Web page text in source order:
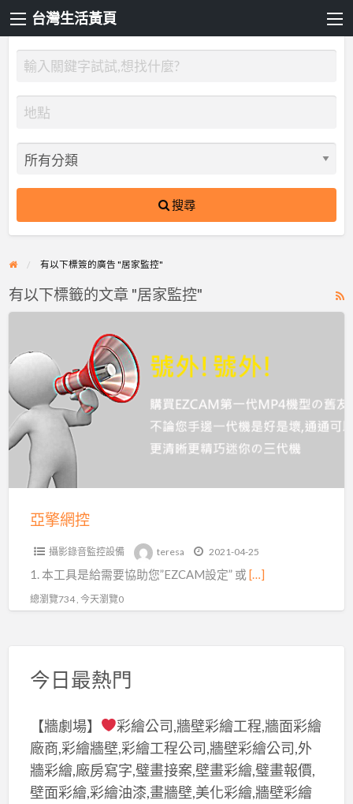
台灣生活黃頁
搜尋
有以下標簽的廣告 "居家監控"
有以下標籤的文章 "居家監控"
網
控
亞擎網控
攝影錄音監控設備 teresa 2021-04-25
1. 本工具是給需要協助您”EZCAM設定” 或[…]
總瀏覽734 , 今天瀏覽0
今日最熱門
【牆劇場】
彩繪公司,牆壁彩繪工程,牆面彩繪
廠商,彩繪牆壁,彩繪工程公司,牆壁彩繪公司,外
牆彩繪,廠房寫字,璧畫接案,壁畫彩繪,璧畫報價,
壁面彩繪,彩繪油漆,畫牆壁,美化彩繪,牆壁彩繪